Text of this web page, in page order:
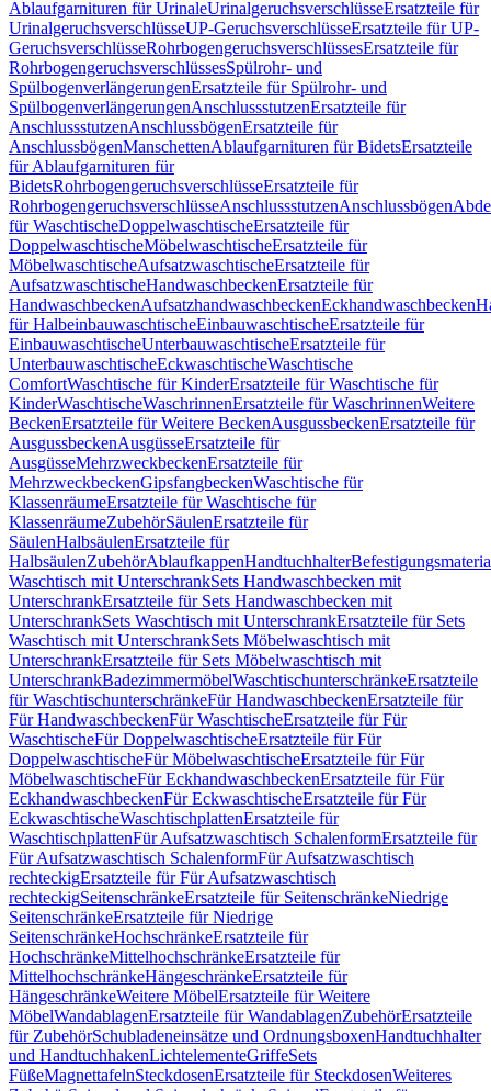
Ablaufgarnituren für UrinaleUrinalgeruchsverschlüsseErsatzteile für
UrinalgeruchsverschlüsseUP-GeruchsverschlüsseErsatzteile für UP-
GeruchsverschlüsseRohrbogengeruchsverschlüssesErsatzteile für
RohrbogengeruchsverschlüssesSpülrohr- und
SpülbogenverlängerungenErsatzteile für Spülrohr- und
SpülbogenverlängerungenAnschlussstutzenErsatzteile für
AnschlussstutzenAnschlussbögenErsatzteile für
AnschlussbögenManschettenAblaufgarnituren für BidetsErsatzteile
für Ablaufgarnituren für
BidetsRohrbogengeruchsverschlüsseErsatzteile für
RohrbogengeruchsverschlüsseAnschlussstutzenAnschlussbögen
für WaschtischeDoppelwaschtischeErsatzteile für
DoppelwaschtischeMöbelwaschtischeErsatzteile für
MöbelwaschtischeAufsatzwaschtischeErsatzteile für
AufsatzwaschtischeHandwaschbeckenErsatzteile für
HandwaschbeckenAufsatzhandwaschbeckenEckhandwaschbecken
für HalbeinbauwaschtischeEinbauwaschtischeErsatzteile für
EinbauwaschtischeUnterbauwaschtischeErsatzteile für
UnterbauwaschtischeEckwaschtischeWaschtische
ComfortWaschtische für KinderErsatzteile für Waschtische für
KinderWaschtischeWaschrinnenErsatzteile für WaschrinnenWeitere
BeckenErsatzteile für Weitere BeckenAusgussbeckenErsatzteile für
AusgussbeckenAusgüsseErsatzteile für
AusgüsseMehrzweckbeckenErsatzteile für
MehrzweckbeckenGipsfangbeckenWaschtische für
KlassenräumeErsatzteile für Waschtische für
KlassenräumeZubehörSäulenErsatzteile für
SäulenHalbsäulenErsatzteile für
HalbsäulenZubehörAblaufkappenHandtuchhalter
Waschtisch mit UnterschrankSets Handwaschbecken mit
UnterschrankErsatzteile für Sets Handwaschbecken mit
UnterschrankSets Waschtisch mit UnterschrankErsatzteile für Sets
Waschtisch mit UnterschrankSets Möbelwaschtisch mit
UnterschrankErsatzteile für Sets Möbelwaschtisch mit
UnterschrankBadezimmermöbelWaschtischunterschränkeErsatzteile
für WaschtischunterschränkeFür HandwaschbeckenErsatzteile für
Für HandwaschbeckenFür WaschtischeErsatzteile für Für
WaschtischeFür DoppelwaschtischeErsatzteile für Für
DoppelwaschtischeFür MöbelwaschtischeErsatzteile für Für
MöbelwaschtischeFür EckhandwaschbeckenErsatzteile für Für
EckhandwaschbeckenFür EckwaschtischeErsatzteile für Für
EckwaschtischeWaschtischplattenErsatzteile für
WaschtischplattenFür Aufsatzwaschtisch SchalenformErsatzteile für
Für Aufsatzwaschtisch SchalenformFür Aufsatzwaschtisch
rechteckigErsatzteile für Für Aufsatzwaschtisch
rechteckigSeitenschränkeErsatzteile für SeitenschränkeNiedrige
SeitenschränkeErsatzteile für Niedrige
SeitenschränkeHochschränkeErsatzteile für
HochschränkeMittelhochschränkeErsatzteile für
MittelhochschränkeHängeschränkeErsatzteile für
HängeschränkeWeitere MöbelErsatzteile für Weitere
MöbelWandablagenErsatzteile für WandablagenZubehörErsatzteile
für ZubehörSchubladeneinsätze und OrdnungsboxenHandtuchhalter
und HandtuchhakenLichtelementeGriffeSets
FüßeMagnettafelnSteckdosenErsatzteile für SteckdosenWeiteres